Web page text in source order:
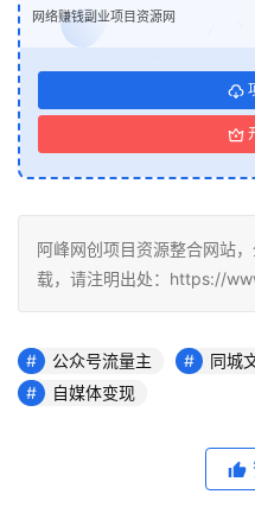
网络赚钱副业项目资源网
阿峰网创项目资源整合网站
载，请注明出处：https://
公众号流量主 同城
自媒体变现